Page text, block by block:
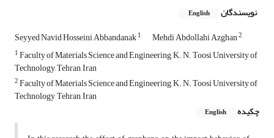
نویسندگان English
Seyyed Navid Hosseini Abbandanak1 Mehdi Abdollahi Azghan2
1Faculty of Materials Science and Engineering, K. N. Toosi University of
Technology, Tehran, Iran
2Faculty of Materials Science and Engineering, K. N. Toosi University of
Technology, Tehran, Iran
چکیده
English